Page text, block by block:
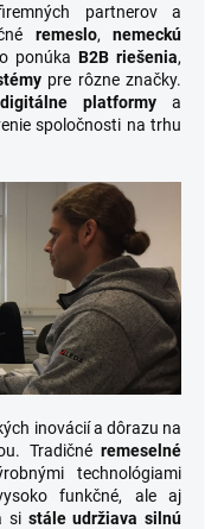
partnerov a
remeslo,nemeckú
ponúka B2B riešenia,
pre rôzne značky.
digitálne platformy a
spoločnosti na trhu
inovácií a dôrazu na
Tradičné remeselné
technológiami
funkčné, ale aj
si stále udržiava silnú